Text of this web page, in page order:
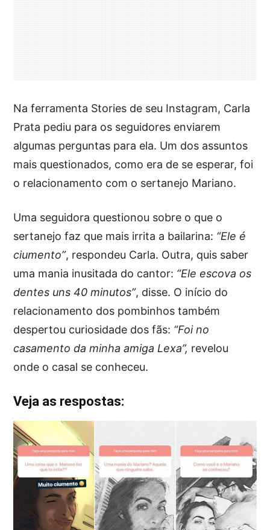
Na ferramenta Stories de seu Instagram, Carla
Prata pediu para os seguidores enviarem
algumas perguntas para ela. Um dos assuntos
mais questionados, como era de se esperar, foi
o relacionamento com o sertanejo Mariano.
Uma seguidora questionou sobre o que o
sertanejo faz que mais irrita a bailarina: “Ele é
ciumento”, respondeu Carla. Outra, quis saber
uma mania inusitada do cantor: “Ele escova os
dentes uns 40 minutos”, disse. O início do
relacionamento dos pombinhos também
despertou curiosidade dos fãs: “Foi no
casamento da minha amiga Lexa”, revelou
onde o casal se conheceu.
Veja as respostas: